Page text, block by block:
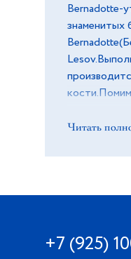
Bernadotte-
знаменитых
Читать
+7 (925)